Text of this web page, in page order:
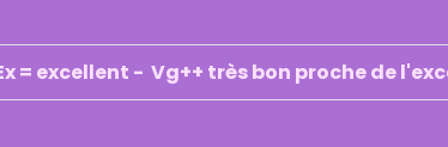
= excellent - Vg++ très bon proche de